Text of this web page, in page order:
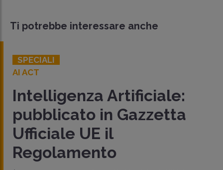
Ti potrebbe interessare anche
SPECIALI
AI ACT
Intelligenza Artificiale:
pubblicato in Gazzetta
Ufficiale UE il
Regolamento